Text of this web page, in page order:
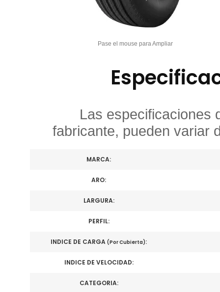
Pase el mouse para Ampliar
Las especificaciones
fabricante, pueden variar
MARCA:
ARO:
LARGURA:
PERFIL:
INDICE DE CARGA (Por Cubierta):
INDICE DE VELOCIDAD:
CATEGORIA: